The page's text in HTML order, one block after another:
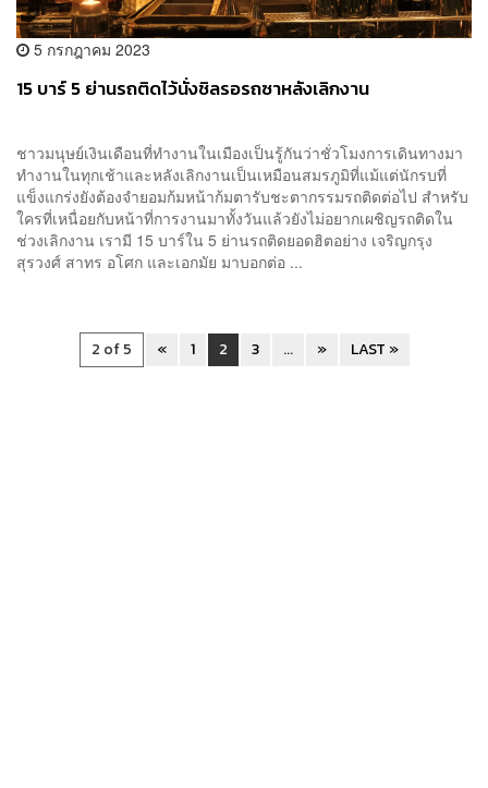
5 กรกฎาคม 2023
15 บาร์ 5 ย่านรถติดไว้นั่งชิลรอรถซาหลังเลิกงาน
ชาวมนุษย์เงินเดือนที่ทำงานในเมืองเป็นรู้กันว่าชั่วโมงการเดินทางมา
ทำงานในทุกเช้าและหลังเลิกงานเป็นเหมือนสมรภูมิที่แม้แต่นักรบที่
แข็งแกร่งยังต้องจำยอมก้มหน้าก้มตารับชะตากรรมรถติดต่อไป สำหรับ
ใครที่เหนื่อยกับหน้าที่การงานมาทั้งวันแล้วยังไม่อยากเผชิญรถติดใน
ช่วงเลิกงาน เรามี 15 บาร์ใน 5 ย่านรถติดยอดฮิตอย่าง เจริญกรุง
สุรวงศ์ สาทร อโศก และเอกมัย มาบอกต่อ ...
2 of 5 « 1 2 3 ... » LAST »